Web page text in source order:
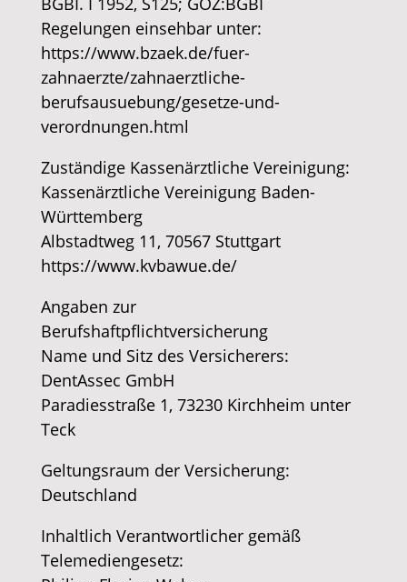
Regelungen einsehbar unter:
https://www.bzaek.de/fuer-
zahnaerzte/zahnaerztliche-
berufsausuebung/gesetze-und-
verordnungen.html
​Zuständige Kassenärztliche Vereinigung:
Kassenärztliche Vereinigung Baden-
Württemberg
Albstadtweg 11, 70567 Stuttgart
https://www.kvbawue.de/
​Angaben zur
Berufshaftpflichtversicherung
Name und Sitz des Versicherers:
DentAssec GmbH
Paradiesstraße 1, 73230 Kirchheim unter
Teck
Geltungsraum der Versicherung:
Deutschland
​Inhaltlich Verantwortlicher gemäß
Telemediengesetz: